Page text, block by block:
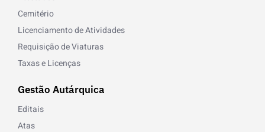
Cemitério
Licenciamento de Atividades
Requisição de Viaturas
Taxas e Licenças
Gestão Autárquica
Editais
Atas